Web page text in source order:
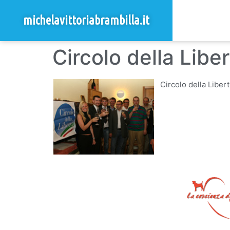
michelavittoriabrambilla.it
Circolo della
Circolo della